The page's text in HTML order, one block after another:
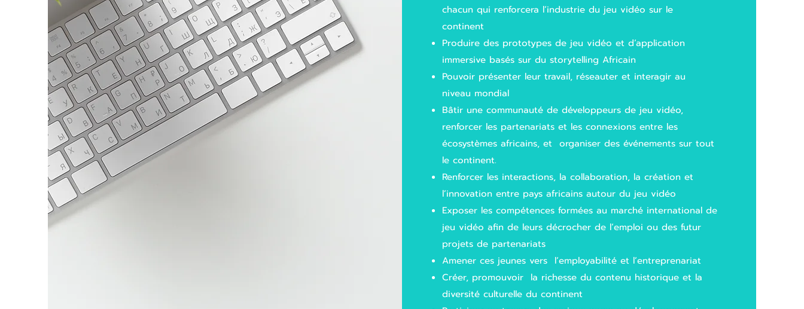
chacun qui renforcera l’industrie du jeu vidéo sur le
continent
Produire des prototypes de jeu vidéo et d’application
immersive basés sur du storytelling Africain
Pouvoir présenter leur travail, réseauter et interagir au
niveau mondial
Bâtir une communauté de développeurs de jeu vidéo,
renforcer les partenariats et les connexions entre les
écosystèmes africains, et organiser des événements sur tout
le continent.
Renforcer les interactions, la collaboration, la création et
l’innovation entre pays africains autour du jeu vidéo
Exposer les compétences formées au marché international de
jeu vidéo afin de leurs décrocher de l’emploi ou des futur
projets de partenariats
Amener ces jeunes vers l’employabilité et l’entreprenariat
Créer, promouvoir la richesse du contenu historique et la
diversité culturelle du continent